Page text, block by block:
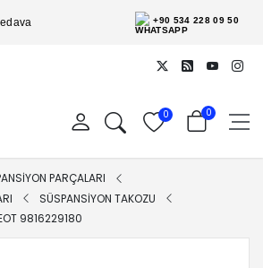
+90 534 228 09 50
0 0
PARÇALARI
SÜSPANSİYON TAKOZU
9816229180